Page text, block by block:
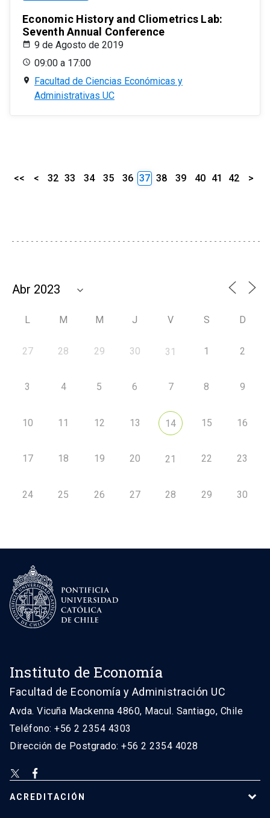
Economic History and Cliometrics Lab:
Seventh Annual Conference
9 de Agosto de 2019
09:00 a 17:00
Facultad de Ciencias Económicas y
Administrativas UC
<< < 32 33 34 35 36 37 38 39 40 41 42 >
L M M J V S D
27 28 29 30 31 1 2
3 4 5 6 7 8 9
10 11 12 13 14 15 16
17 18 19 20 21 22 23
24 25 26 27 28 29 30
Instituto de Economía
Facultad de Economía y Administración UC
Avda. Vicuña Mackenna 4860, Macul. Santiago, Chile
Teléfono: +56 2 2354 4303
Dirección de Postgrado: +56 2 2354 4028
ACREDITACIÓN